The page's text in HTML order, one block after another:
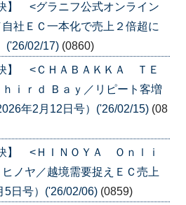
】 <グラニフ公式オンライン
社ＥＣ一本化で売上２倍超に
('26/02/17) (0860)
訣】 <ＣＨＡＢＡＫＫＡ ＴＥ
ｉｒｄ Ｂａｙ／リピート客増
年2月12日号）('26/02/15) (08
】 <ＨＩＮＯＹＡ Ｏｎｌｉ
ノヤ／越境需要捉えＥＣ売上
5日号）('26/02/06) (0859)